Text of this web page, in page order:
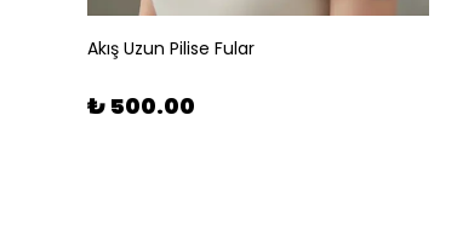
Akış Uzun Pilise Fular
₺ 500.00